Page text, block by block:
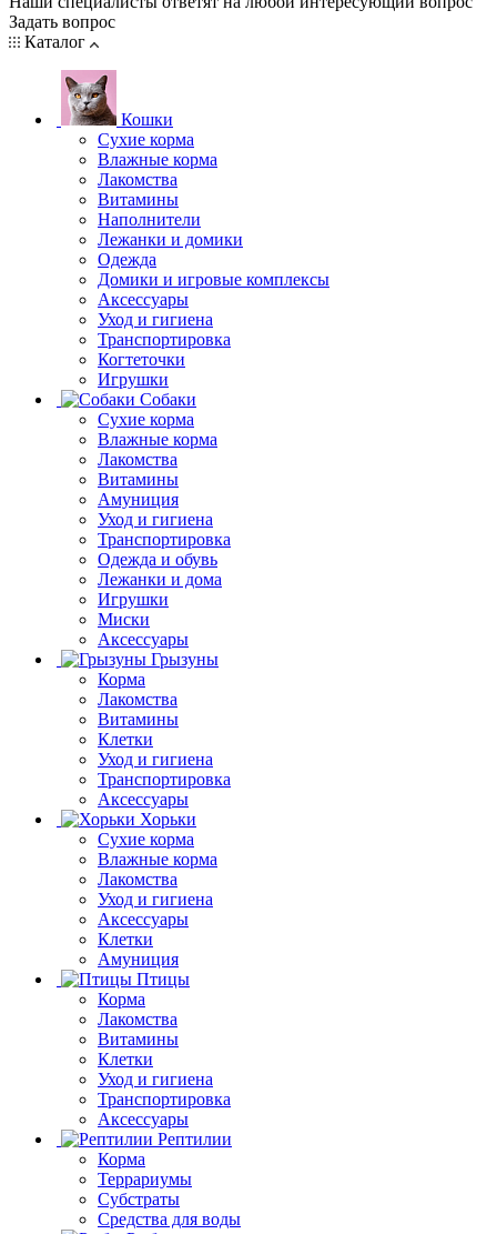
Задать вопрос
Каталог
Кошки
Сухие корма
Влажные корма
Лакомства
Витамины
Наполнители
Лежанки и домики
Одежда
Домики и игровые комплексы
Аксессуары
Уход и гигиена
Транспортировка
Когтеточки
Игрушки
Собаки
Сухие корма
Влажные корма
Лакомства
Витамины
Амуниция
Уход и гигиена
Транспортировка
Одежда и обувь
Лежанки и дома
Игрушки
Миски
Аксессуары
Грызуны
Корма
Лакомства
Витамины
Клетки
Уход и гигиена
Транспортировка
Аксессуары
Хорьки
Сухие корма
Влажные корма
Лакомства
Уход и гигиена
Аксессуары
Клетки
Амуниция
Птицы
Корма
Лакомства
Витамины
Клетки
Уход и гигиена
Транспортировка
Аксессуары
Рептилии
Корма
Террариумы
Субстраты
Средства для воды